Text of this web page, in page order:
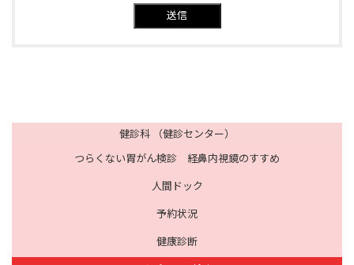
送信
健診科 （健診センター）
つらくない胃がん検診 経鼻内視鏡のすすめ
人間ドック
予約状況
健康診断